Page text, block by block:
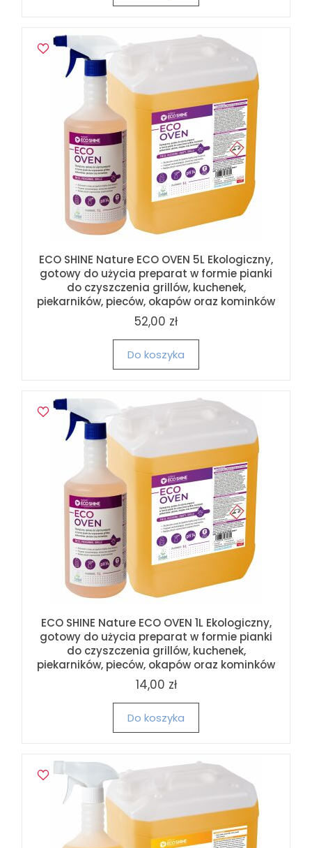
ECO SHINE Nature ECO OVEN 5L Ekologiczny,
gotowy do użycia preparat w formie pianki
do czyszczenia grillów, kuchenek,
piekarników, pieców, okapów oraz kominków
52,00 zł
Do koszyka
ECO SHINE Nature ECO OVEN 1L Ekologiczny,
gotowy do użycia preparat w formie pianki
do czyszczenia grillów, kuchenek,
piekarników, pieców, okapów oraz kominków
14,00 zł
Do koszyka